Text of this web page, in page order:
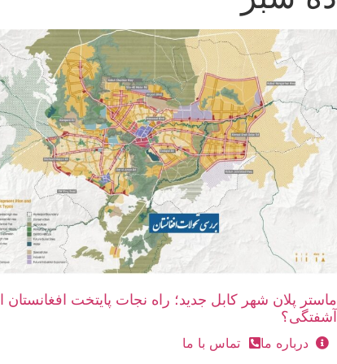
ماستر پلان شهر کابل جدید؛ راه نجات پایتخت افغانستان
آشفتگی؟
درباره ما تماس با ما